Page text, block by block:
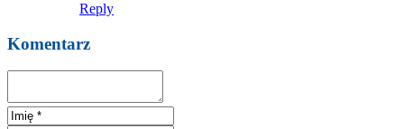
Reply
Komentarz